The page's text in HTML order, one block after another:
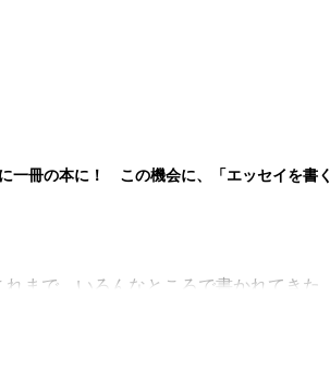
一冊の本に！ この機会に、「エッセイを書く
まで、いろんなところで書かれてきた
、いかがでしたか？